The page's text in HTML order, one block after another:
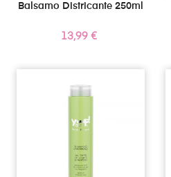
Balsamo Districante 250ml
Prezzo
13,99 €